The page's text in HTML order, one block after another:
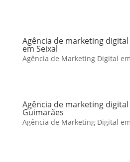
Agência de marketing
em Seixal
Agência de Marketing Digital
Agência de marketing
Guimarães
Agência de Marketing Digital